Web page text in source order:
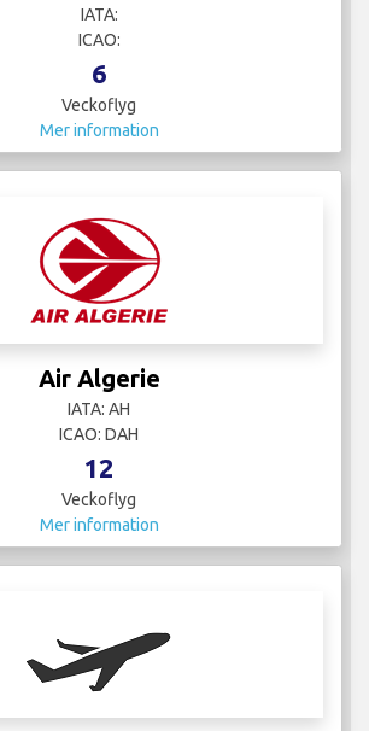
IATA:
ICAO:
6
Veckoflyg
Mer information
Air Algerie
IATA: AH
ICAO: DAH
12
Veckoflyg
Mer information